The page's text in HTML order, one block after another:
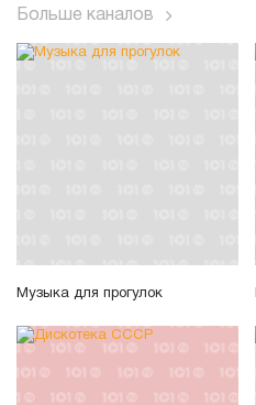
Больше каналов
Музыка для прогулок